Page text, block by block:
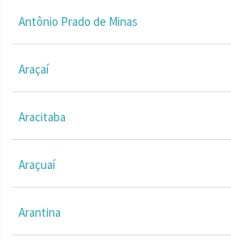
Antônio Prado de Minas
Araçaí
Aracitaba
Araçuaí
Arantina